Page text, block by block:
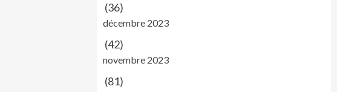
(36)
décembre 2023
(42)
novembre 2023
(81)